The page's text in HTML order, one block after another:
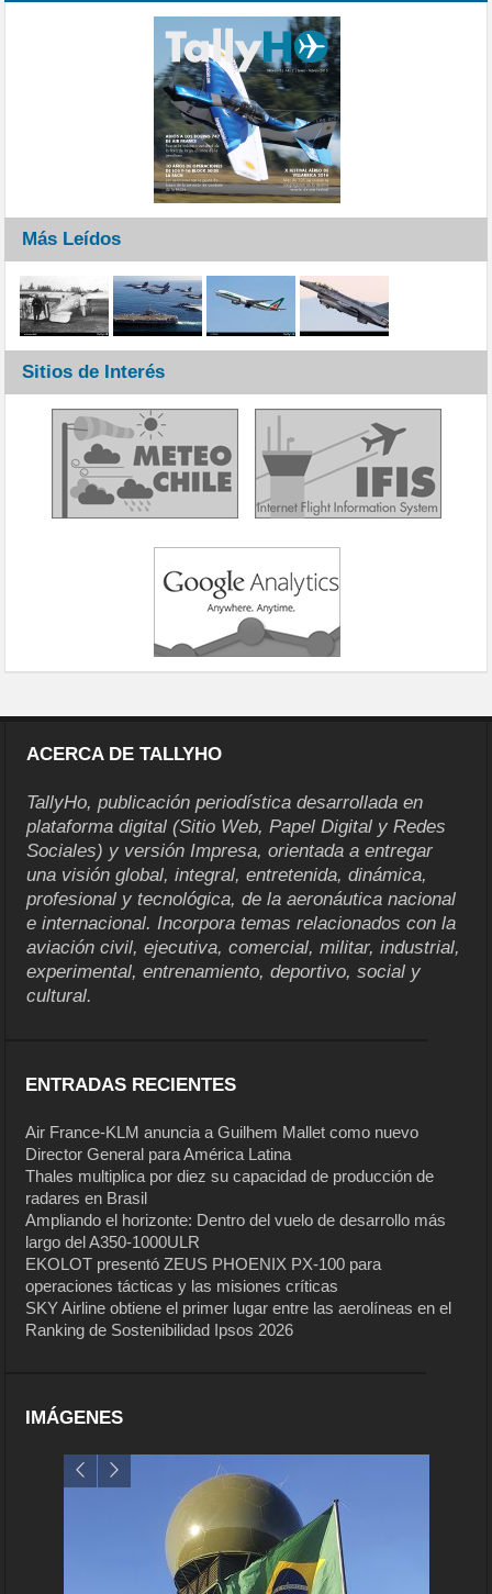
Más Leídos
Sitios de Interés
ACERCA DE TALLYHO
TallyHo, publicación periodística desarrollada en
plataforma digital (Sitio Web, Papel Digital y Redes
Sociales) y versión Impresa, orientada a entregar
una visión global, integral, entretenida, dinámica,
profesional y tecnológica, de la aeronáutica nacional
e internacional. Incorpora temas relacionados con la
aviación civil, ejecutiva, comercial, militar, industrial,
experimental, entrenamiento, deportivo, social y
cultural.
ENTRADAS RECIENTES
Air France-KLM anuncia a Guilhem Mallet como nuevo
Director General para América Latina
Thales multiplica por diez su capacidad de producción de
radares en Brasil
Ampliando el horizonte: Dentro del vuelo de desarrollo más
largo del A350-1000ULR
EKOLOT presentó ZEUS PHOENIX PX-100 para
operaciones tácticas y las misiones críticas
SKY Airline obtiene el primer lugar entre las aerolíneas en el
Ranking de Sostenibilidad Ipsos 2026
IMÁGENES